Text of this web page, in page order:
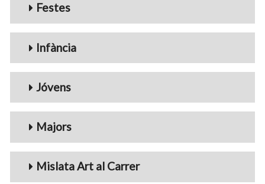
Festes
Infància
Jóvens
Majors
Mislata Art al Carrer